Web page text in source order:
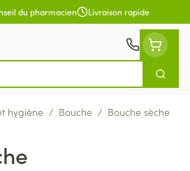
du pharmacien Livraison rapide
hygiène / Bouche / Bouche sèche